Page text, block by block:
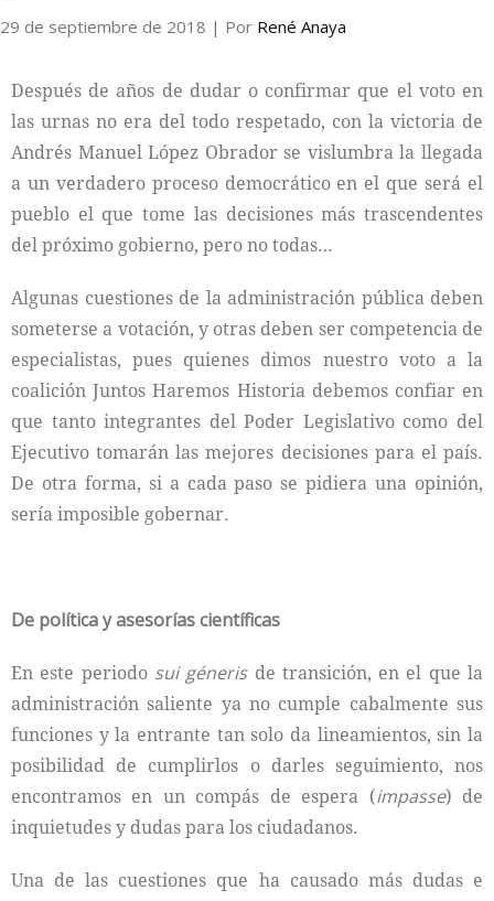
29 de septiembre de 2018 | Por René Anaya
Después de años de dudar o confirmar que el voto en
las urnas no era del todo respetado, con la victoria de
Andrés Manuel López Obrador se vislumbra la llegada
a un verdadero proceso democrático en el que será el
pueblo el que tome las decisiones más trascendentes
del próximo gobierno, pero no todas…
Algunas cuestiones de la administración pública deben
someterse a votación, y otras deben ser competencia de
especialistas, pues quienes dimos nuestro voto a la
coalición Juntos Haremos Historia debemos confiar en
que tanto integrantes del Poder Legislativo como del
Ejecutivo tomarán las mejores decisiones para el país.
De otra forma, si a cada paso se pidiera una opinión,
sería imposible gobernar.
De política y asesorías científicas
En este periodo sui génerisde transición, en el que la
administración saliente ya no cumple cabalmente sus
funciones y la entrante tan solo da lineamientos, sin la
posibilidad de cumplirlos o darles seguimiento, nos
encontramos en un compás de espera (impasse) de
inquietudes y dudas para los ciudadanos.
Una de las cuestiones que ha causado más dudas e